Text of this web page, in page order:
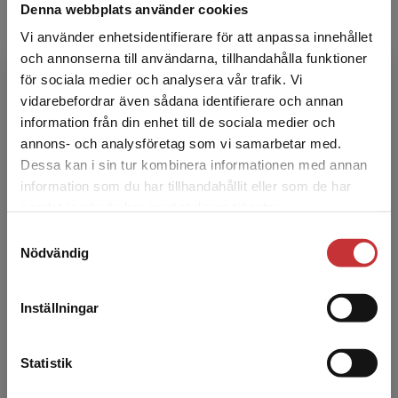
Denna webbplats använder cookies
Vi använder enhetsidentifierare för att anpassa innehållet
och annonserna till användarna, tillhandahålla funktioner
för sociala medier och analysera vår trafik. Vi
vidarebefordrar även sådana identifierare och annan
information från din enhet till de sociala medier och
annons- och analysföretag som vi samarbetar med.
Dessa kan i sin tur kombinera informationen med annan
information som du har tillhandahållit eller som de har
Nödvändig
Inställningar
Statistik
Begränsad fraktregion
Det verkar som att du besöker
studentlitteratur.se via en enhet utanför Sverige.
Vi erbjuder inte leveranser utanför Sverige. För
att kunna slutföra ett köp måste
Ulla Ek
Ulla Ek, professor i specialpedagogik, leg.
psykolog och leg. psykoterapeut.
Specialpedagogiska institutionen, Stockholms